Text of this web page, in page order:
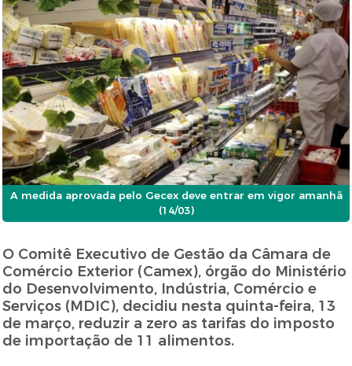
A medida aprovada pelo Gecex deve entrar em vigor amanhã
(14/03)
O Comitê Executivo de Gestão da Câmara de
Comércio Exterior (Camex), órgão do Ministério
do Desenvolvimento, Indústria, Comércio e
Serviços (MDIC), decidiu nesta quinta-feira, 13
de março, reduzir a zero as tarifas do imposto
de importação de 11 alimentos.